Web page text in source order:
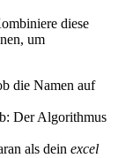
diese
um
die Namen auf
Der Algorithmus
als dein excel